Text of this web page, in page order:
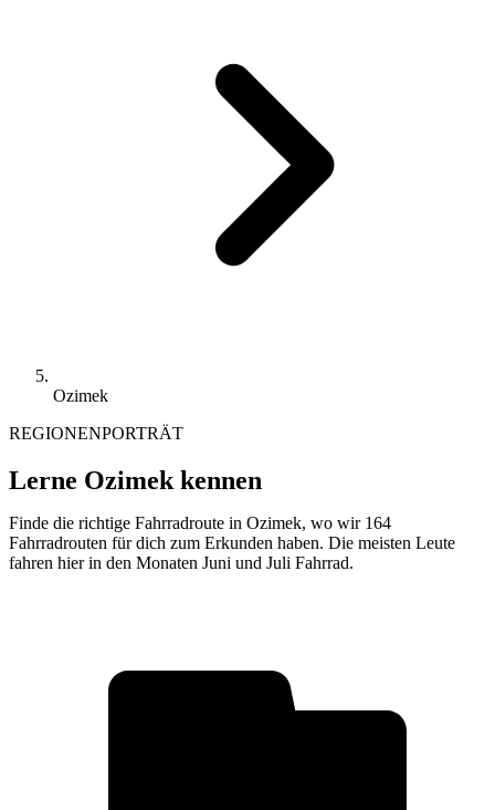
Ozimek
REGIONENPORTRÄT
Lerne Ozimek kennen
Finde die richtige Fahrradroute in Ozimek, wo wir 164
Fahrradrouten für dich zum Erkunden haben. Die meisten Leute
fahren hier in den Monaten Juni und Juli Fahrrad.